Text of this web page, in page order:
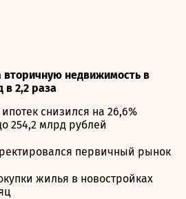
недвижимость в
в 2,2 раза
снизился на 26,6%
254,2 млрд рублей
первичный рынок
жилья в новостройках